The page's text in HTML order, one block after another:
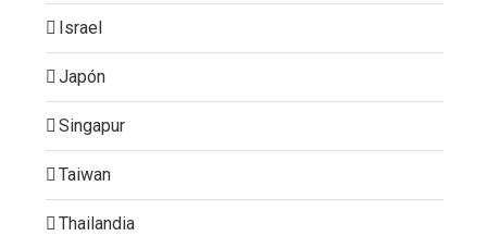
Israel
Japón
Singapur
Taiwan
Thailandia